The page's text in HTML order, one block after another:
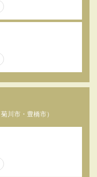
川市・豊橋市）